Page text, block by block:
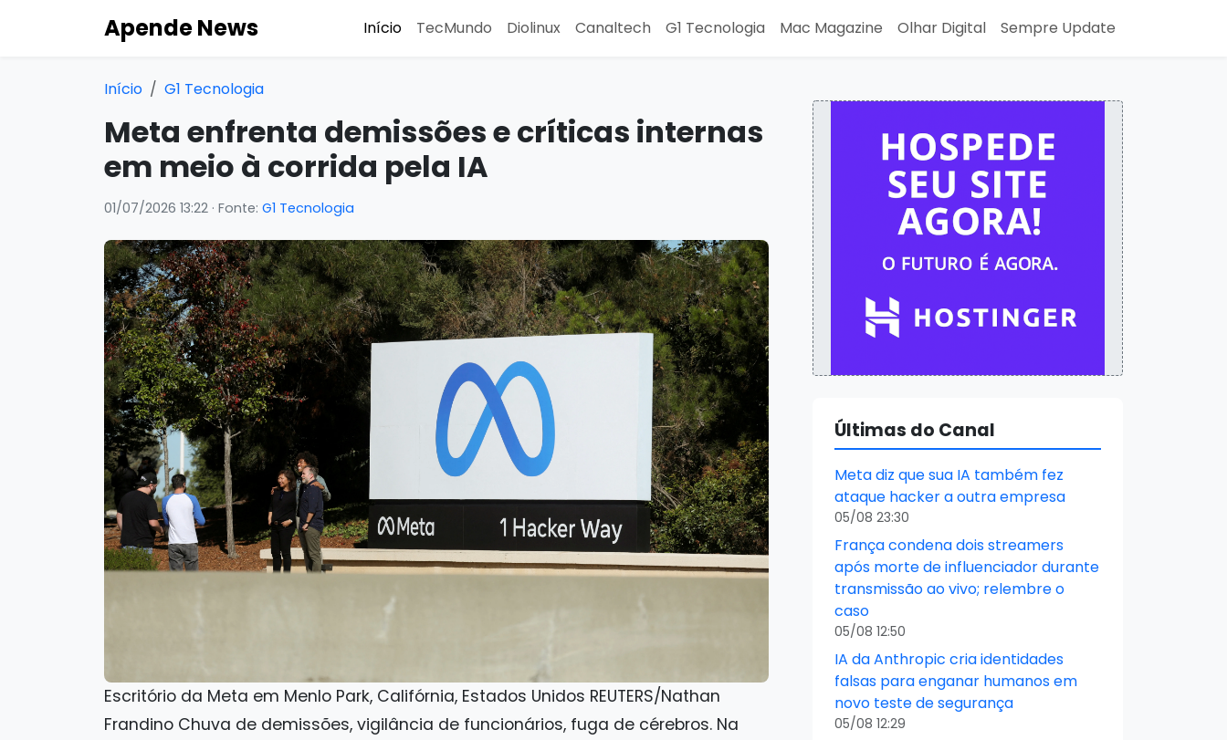
Apende News Início TecMundo Diolinux Canaltech G1 Tecnologia Mac Magazine Olhar Digital Sempre Update
Início G1 Tecnologia
Meta enfrenta demissões e críticas internas
em meio à corrida pela IA
01/07/2026 13:22 · Fonte: G1 Tecnologia
Escritório da Meta em Menlo Park, Califórnia, Estados Unidos REUTERS/Nathan
Frandino Chuva de demissões, vigilância de funcionários, fuga de cérebros. Na
Últimas do Canal
Meta diz que sua IA também fez
ataque hacker a outra empresa
05/08 23:30
França condena dois streamers
após morte de influenciador durante
transmissão ao vivo; relembre o
caso
05/08 12:50
IA da Anthropic cria identidades
falsas para enganar humanos em
novo teste de segurança
05/08 12:29